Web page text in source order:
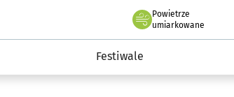
Powietrze
we Wrocławiu
umiarkowane
Festiwale